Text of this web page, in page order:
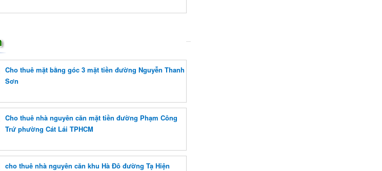
Cho thuê mặt bằng góc 3 mặt tiền đường Nguyễn Thanh
Sơn
Cho thuê nhà nguyên căn mặt tiền đường Phạm Công
Trứ phường Cát Lái TPHCM
cho thuê nhà nguyên căn khu Hà Đô đường Tạ Hiện